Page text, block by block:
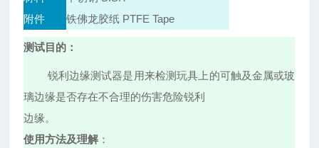
附件
铁佛龙胶纸 PTFE Tape
测试目的：
锐利边缘测试器是用来检测玩具上的可触及金属或玻
璃边缘是否存在不合理的伤害危险锐利
边缘。
使用方法及理解：